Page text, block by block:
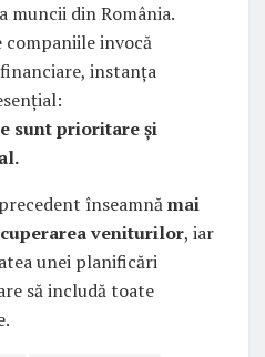
din România.
invocă
instanța
sunt prioritare și
înseamnămai
veniturilor, iar
unei planificări
să includă toate